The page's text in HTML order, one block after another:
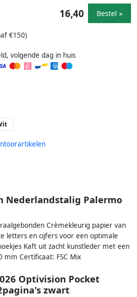
€150)
volgende dag in huis
16,40 Bestel »
Nederlandstalig Palermo
Crèmekleurig papier van
letters en cijfers voor een optimale
Kaft uit zacht kunstleder met een
mm Certificaat: FSC Mix
Optivision Pocket
zwart